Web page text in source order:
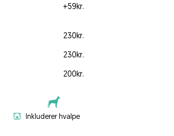
+59kr.
230kr.
230kr.
200kr.
Inkluderer hvalpe